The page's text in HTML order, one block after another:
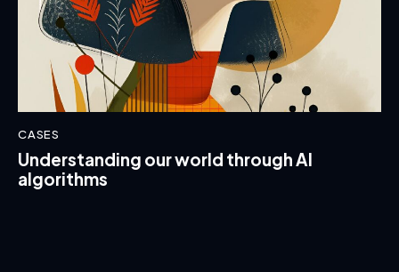
CASES
Understanding our world through AI
algorithms